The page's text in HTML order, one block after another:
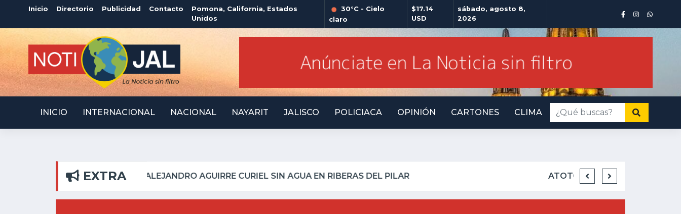
Inicio Directorio Publicidad Contacto
Pomona, California, Estados
Unidos
30°C - Cielo
claro
$17.14
USD
sábado, agosto 8,
2026
INICIO INTERNACIONAL NACIONAL NAYARIT JALISCO POLICIACA OPINIÓN CARTONES CLIMA
EXTRA ATOTONILQUILLO INSEGURO Y AL VIRREY NO LE IMPORTA INMINENTE